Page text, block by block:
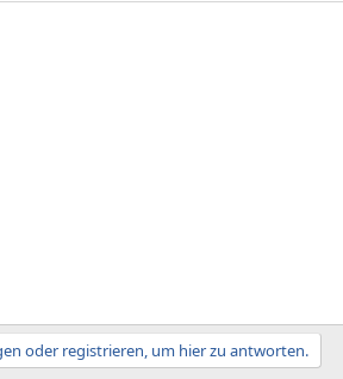
oder registrieren, um hier zu antworten.